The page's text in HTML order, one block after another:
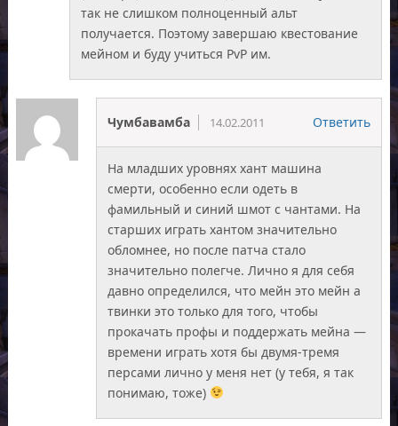
так не слишком полноценный альт
получается. Поэтому завершаю квестование
мейном и буду учиться PvP им.
Чумбавамба 14.02.2011 Ответить
На младших уровнях хант машина
смерти, особенно если одеть в
фамильный и синий шмот с чантами. На
старших играть хантом значительно
обломнее, но после патча стало
значительно полегче. Лично я для себя
давно определился, что мейн это мейн а
твинки это только для того, чтобы
прокачать профы и поддержать мейна —
времени играть хотя бы двумя-тремя
персами лично у меня нет (у тебя, я так
понимаю, тоже)